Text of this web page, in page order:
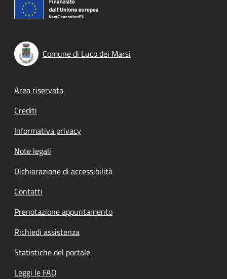
Comune di Luco dei Marsi
Footer menu
Area riservata
Crediti
Informativa privacy
Note legali
Dichiarazione di accessibilità
Contatti
Prenotazione appuntamento
Richiedi assistenza
Statistiche del portale
Leggi le FAQ